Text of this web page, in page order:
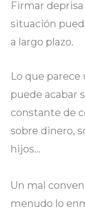
Firmar
situación
a largo plazo.
Lo que parece
puede acabar
constante de
sobre dinero,
hijos…
Un mal
menudo lo